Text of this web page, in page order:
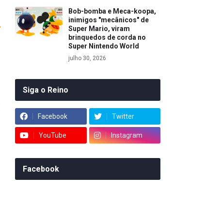
Bob-bomba e Meca-koopa,
inimigos "mecânicos" de
Super Mario, viram
brinquedos de corda no
Super Nintendo World
julho 30, 2026
Siga o Reino
Facebook Twitter
YouTube Instagram
Facebook